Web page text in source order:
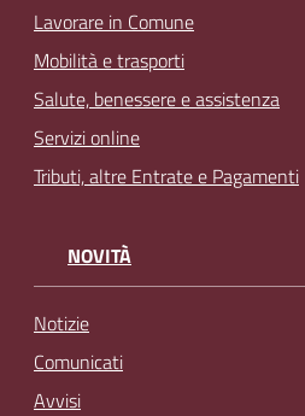
Lavorare in Comune
Mobilità e trasporti
Salute, benessere e assistenza
Servizi online
Tributi, altre Entrate e Pagamenti
NOVITÀ
Notizie
Comunicati
Avvisi